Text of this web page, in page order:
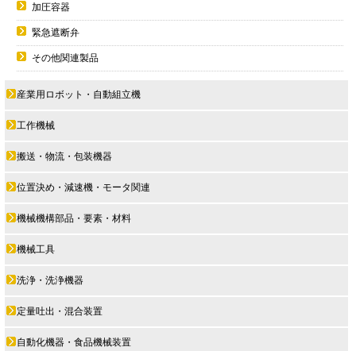
加圧容器
緊急遮断弁
その他関連製品
産業用ロボット・自動組立機
工作機械
搬送・物流・包装機器
位置決め・減速機・モータ関連
機械機構部品・要素・材料
機械工具
洗浄・洗浄機器
定量吐出・混合装置
自動化機器・食品機械装置